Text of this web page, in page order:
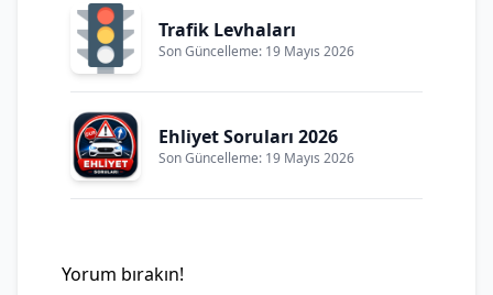
Trafik Levhaları
Son Güncelleme: 19 Mayıs 2026
Ehliyet Soruları 2026
Son Güncelleme: 19 Mayıs 2026
Yorum bırakın!